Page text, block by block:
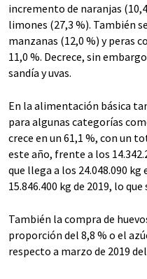
incremento de naranjas
limones (27,3 %). También
manzanas (12,0 %) y peras
11,0 %. Decrece, sin
sandía y uvas.
En la alimentación básica
para algunas categorías
crece en un 61,1 %, con un
este año, frente a los
que llega a los 24.048.090
15.846.400 kg de 2019, lo
También la compra de
proporción del 8,8 % o el
respecto a marzo de 2019